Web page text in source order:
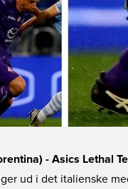
- Asics Lethal
ud i det italienske